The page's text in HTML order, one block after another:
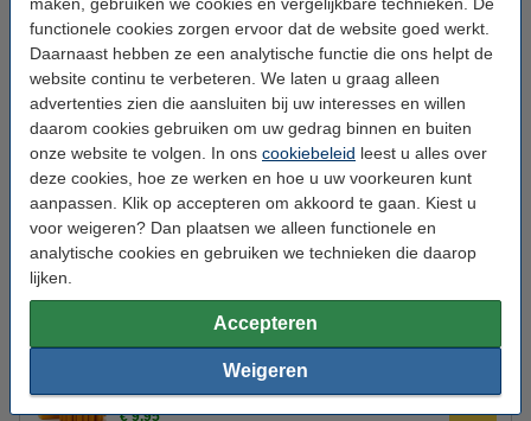
functionele cookies zorgen ervoor dat de website goed werkt.
Daarnaast hebben ze een analytische functie die ons helpt de
website continu te verbeteren. We laten u graag alleen
advertenties zien die aansluiten bij uw interesses en willen
daarom cookies gebruiken om uw gedrag binnen en buiten
onze website te volgen. In ons cookiebeleid leest u alles over
deze cookies, hoe ze werken en hoe u uw voorkeuren kunt
aanpassen. Klik op accepteren om akkoord te gaan. Kiest u
voor weigeren? Dan plaatsen we alleen functionele en
analytische cookies en gebruiken we technieken die daarop
lijken.
Accepteren
Weigeren
Voeding: Batterij
Batterijen inbegrepen:
Batterijtype: 2x AAA
Accuduur: 60 uur
Afmetingen: 4,2 x 35 x 38,5 cm (lxbxh)
Beschermingsniveau: IP20
Handleiding:
Bestel mee:
Q-Nomic AAA batterijen | 24 stuks
€ 9,95